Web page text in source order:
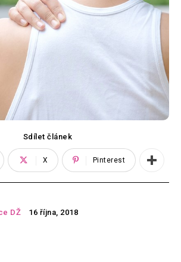
Sdílet článek
X Pinterest
DŽ 16 října, 2018